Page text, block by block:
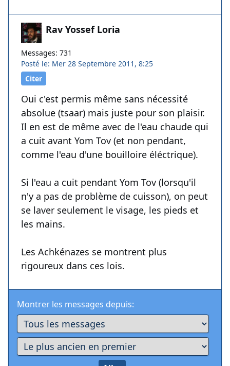
Rav Yossef Loria
Messages: 731
Posté le: Mer 28 Septembre 2011, 8:25
Citer
Oui c'est permis même sans nécessité
absolue (tsaar) mais juste pour son plaisir.
Il en est de même avec de l'eau chaude qui
a cuit avant Yom Tov (et non pendant,
comme l'eau d'une bouilloire éléctrique).
Si l'eau a cuit pendant Yom Tov (lorsqu'il
n'y a pas de problème de cuisson), on peut
se laver seulement le visage, les pieds et
les mains.
Les Achkénazes se montrent plus
rigoureux dans ces lois.
Montrer les messages depuis: